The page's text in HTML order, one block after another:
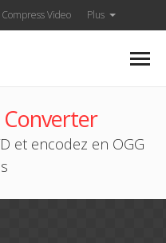
Compress Video Plus
Converter
et encodez en OGG